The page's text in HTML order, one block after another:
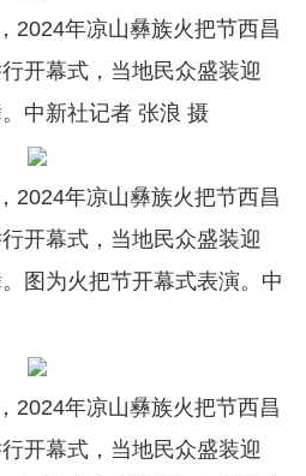
2024年凉山彝族火把节西昌
开幕式，当地民众盛装迎
中新社记者 张浪 摄
2024年凉山彝族火把节西昌
开幕式，当地民众盛装迎
图为火把节开幕式表演。中
2024年凉山彝族火把节西昌
开幕式，当地民众盛装迎